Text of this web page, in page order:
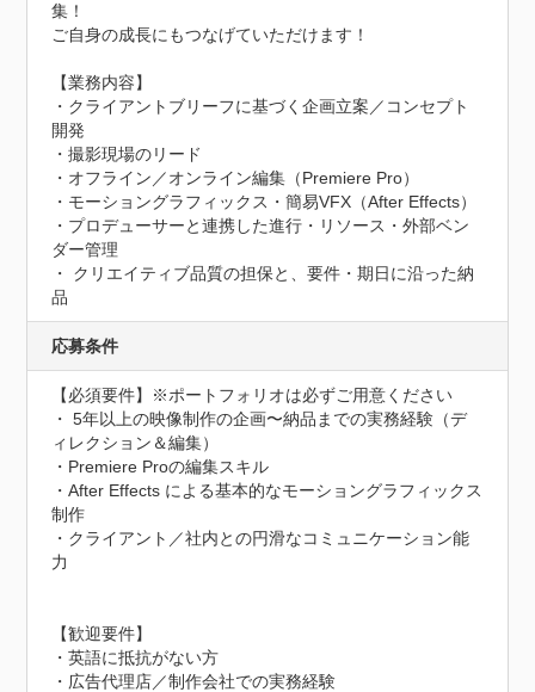
集！
ご自身の成長にもつなげていただけます！
【業務内容】
・クライアントブリーフに基づく企画立案／コンセプト
開発
・撮影現場のリード
・オフライン／オンライン編集（Premiere Pro）
・モーショングラフィックス・簡易VFX（After Effects）
・プロデューサーと連携した進行・リソース・外部ベン
ダー管理
・ クリエイティブ品質の担保と、要件・期日に沿った納
品
応募条件
【必須要件】※ポートフォリオは必ずご用意ください
・ 5年以上の映像制作の企画〜納品までの実務経験（デ
ィレクション＆編集）
・Premiere Proの編集スキル
・After Effects による基本的なモーショングラフィックス
制作
・クライアント／社内との円滑なコミュニケーション能
力
【歓迎要件】
・英語に抵抗がない方
・広告代理店／制作会社での実務経験